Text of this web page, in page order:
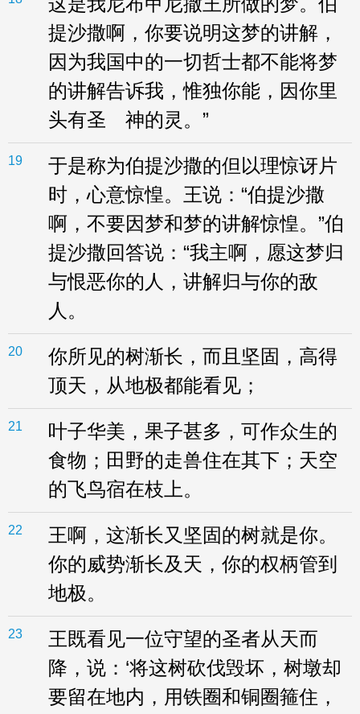
提沙撒啊，你要说明这梦的讲解，
因为我国中的一切哲士都不能将梦
的讲解告诉我，惟独你能，因你里
头有圣 神的灵。”
19
于是称为伯提沙撒的但以理惊讶片
时，心意惊惶。王说：“伯提沙撒
啊，不要因梦和梦的讲解惊惶。”伯
提沙撒回答说：“我主啊，愿这梦归
与恨恶你的人，讲解归与你的敌
人。
20
你所见的树渐长，而且坚固，高得
顶天，从地极都能看见；
21
叶子华美，果子甚多，可作众生的
食物；田野的走兽住在其下；天空
的飞鸟宿在枝上。
22
王啊，这渐长又坚固的树就是你。
你的威势渐长及天，你的权柄管到
地极。
23
王既看见一位守望的圣者从天而
降，说：‘将这树砍伐毁坏，树墩却
要留在地内，用铁圈和铜圈箍住，